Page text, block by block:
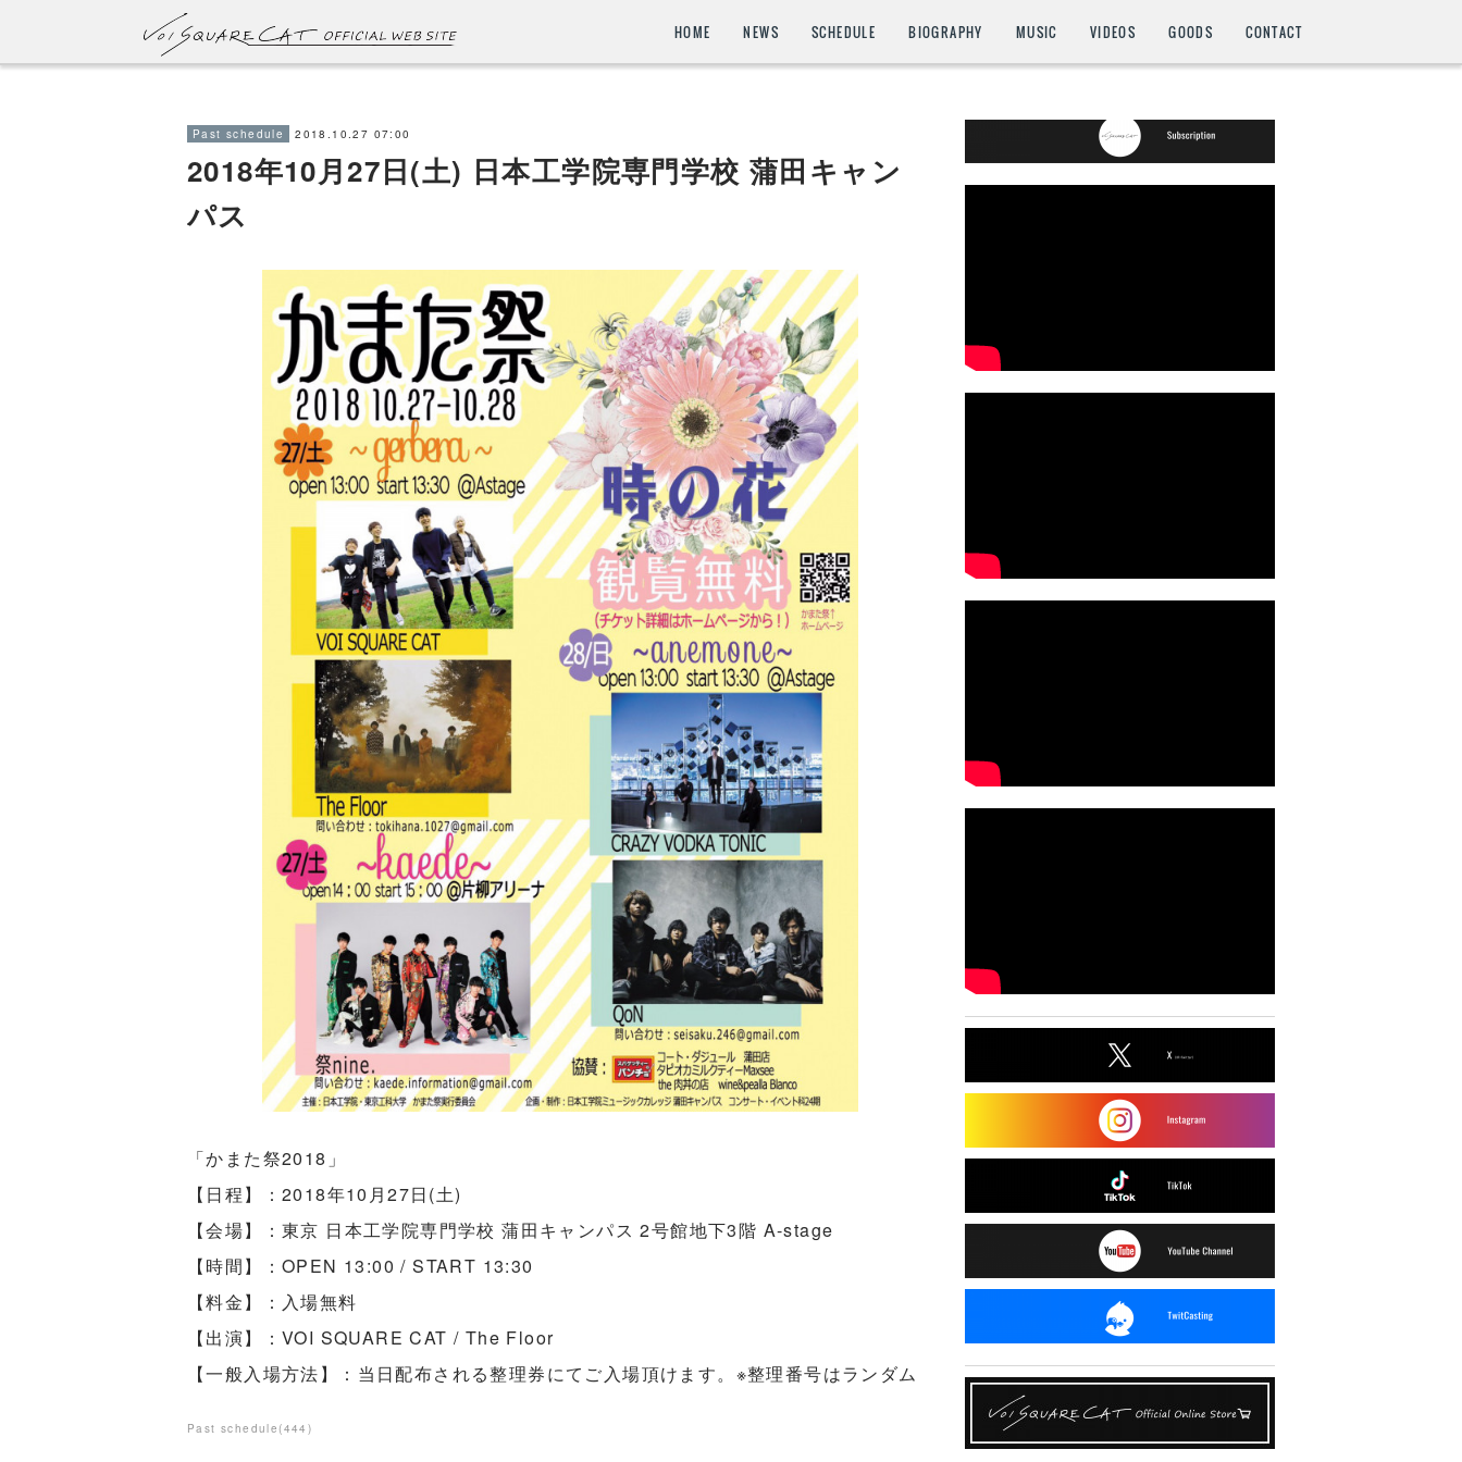
HOME NEWS SCHEDULE BIOGRAPHY MUSIC VIDEOS GOODS CONTACT
Past schedule 2018.10.27 07:00
2018年10月27日(土) 日本工学院専門学校 蒲田キャン
パス
「かまた祭2018」
【日程】：2018年10月27日(土)
【会場】：東京 日本工学院専門学校 蒲田キャンパス 2号館地下3階 A-stage
【時間】：OPEN 13:00 / START 13:30
【料金】：入場無料
【出演】：VOI SQUARE CAT / The Floor
【一般入場方法】：当日配布される整理券にてご入場頂けます。 ※整理番号はランダム
Past schedule (444 )